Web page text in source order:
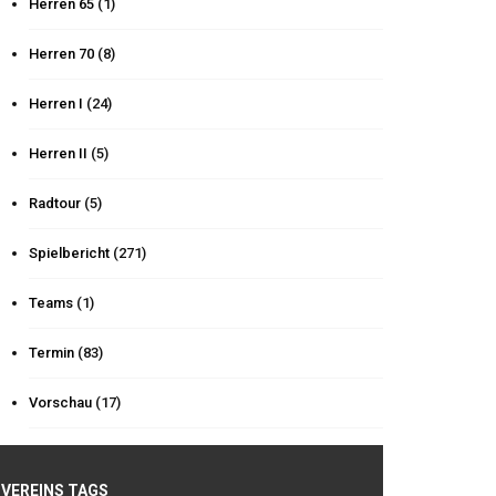
Herren 65 (1)
Herren 70 (8)
Herren I (24)
Herren II (5)
Radtour (5)
Spielbericht (271)
Teams (1)
Termin (83)
Vorschau (17)
VEREINS TAGS